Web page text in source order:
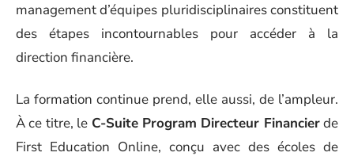
management d’équipes pluridisciplinaires constituent
des étapes incontournables pour accéder à la
direction financière.
La formation continue prend, elle aussi, de l’ampleur.
À ce titre, le C-Suite Program Directeur Financierde
First Education Online, conçu avec des écoles de